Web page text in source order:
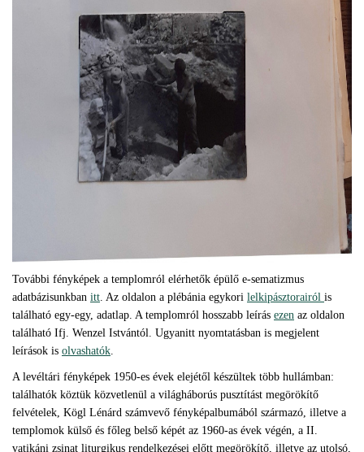
További fényképek a templomról elérhetők épülő e-sematizmus
adatbázisunkban itt. Az oldalon a plébánia egykori lelkipásztorairól is
található egy-egy, adatlap. A templomról hosszabb leírás ezen az oldalon
található Ifj. Wenzel Istvántól. Ugyanitt nyomtatásban is megjelent
leírások is olvashatók.
A levéltári fényképek 1950-es évek elejétől készültek több hullámban:
találhatók köztük közvetlenül a világháborús pusztítást megörökítő
felvételek, Kögl Lénárd számvevő fényképalbumából származó, illetve a
templomok külső és főleg belső képét az 1960-as évek végén, a II.
vatikáni zsinat liturgikus rendelkezései előtt megörökítő, illetve az utolsó,